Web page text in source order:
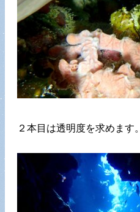
２本目は透明度を求めます。